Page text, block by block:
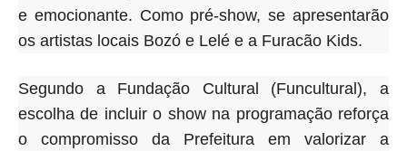
e emocionante. Como pré-show, se apresentarão
os artistas locais Bozó e Lelé e a Furacão Kids.
Segundo a Fundação Cultural (Funcultural), a
escolha de incluir o show na programação reforça
o compromisso da Prefeitura em valorizar a